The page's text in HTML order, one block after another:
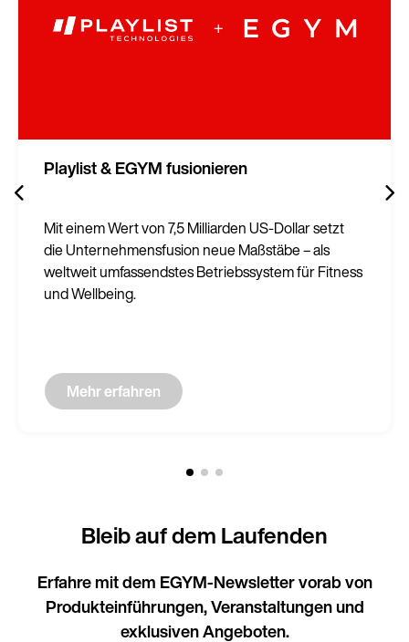
Playlist & EGYM fusionieren
Mit einem Wert von 7,5 Milliarden US-Dollar setzt
die Unternehmensfusion neue Maßstäbe – als
weltweit umfassendstes Betriebssystem für Fitness
und Wellbeing.
Mehr erfahren
Bleib auf dem Laufenden
Erfahre mit dem EGYM-Newsletter vorab von
Produkteinführungen, Veranstaltungen und
exklusiven Angeboten.